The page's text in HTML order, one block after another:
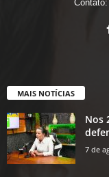
Contato:
MAIS NOTÍCIAS
Nos
7 de